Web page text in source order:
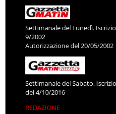
Settimanale del Lunedì.
9/2002
Autorizzazione del 20/05/2002
Settimanale del Sabato.
del 4/10/2016
REDAZIONE